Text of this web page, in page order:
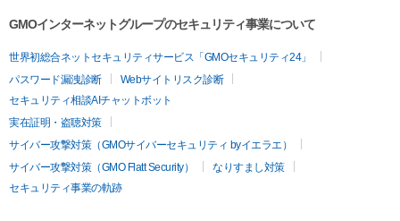
GMOインターネットグループのセキュリティ事業について
世界初総合ネットセキュリティサービス「GMOセキュリティ24」
パスワード漏洩診断
Webサイトリスク診断
セキュリティ相談AIチャットボット
実在証明・盗聴対策
サイバー攻撃対策（GMOサイバーセキュリティ byイエラエ）
サイバー攻撃対策（GMO Flatt Security）
なりすまし対策
セキュリティ事業の軌跡